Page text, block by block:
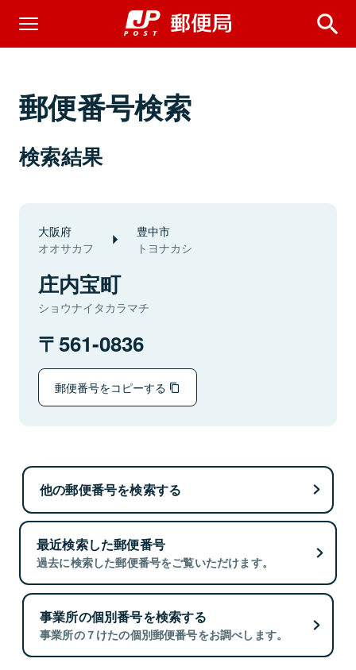
郵便番号検索
検索結果
大阪府
オオサカフ
豊中市
トヨナカシ
庄内宝町
ショウナイタカラマチ
561-0836
郵便番号をコピーする
他の郵便番号を検索する
最近検索した郵便番号
過去に検索した郵便番号をご覧いただけます。
事業所の個別番号を検索する
事業所の７けたの個別郵便番号をお調べします。